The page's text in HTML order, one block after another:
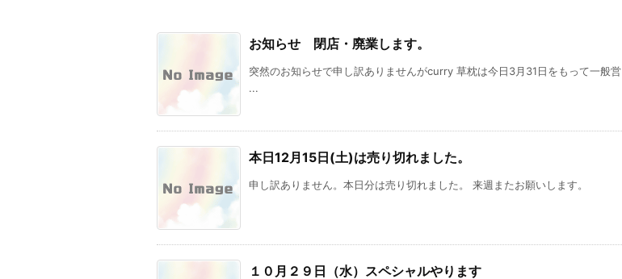
お知らせ 閉店・廃業します。
突然のお知らせで申し訳ありませんがcurry 草枕は今日3月31日をもって一般営
...
本日12月15日(土)は売り切れました。
申し訳ありません。本日分は売り切れました。 来週またお願いします。
１０月２９日（水）スペシャルやります